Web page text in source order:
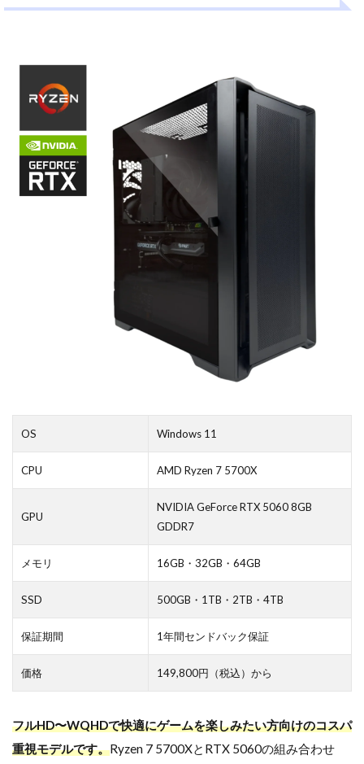
OS Windows 11
CPU AMD Ryzen 7 5700X
GPU
NVIDIA GeForce RTX 5060 8GB
GDDR7
メモリ 16GB・32GB・64GB
SSD 500GB・1TB・2TB・4TB
保証期間 1年間センドバック保証
価格 149,800円（税込）から
フルHD〜WQHDで快適にゲームを楽しみたい方向けのコスパ
重視モデルです。Ryzen 7 5700XとRTX 5060の組み合わせ